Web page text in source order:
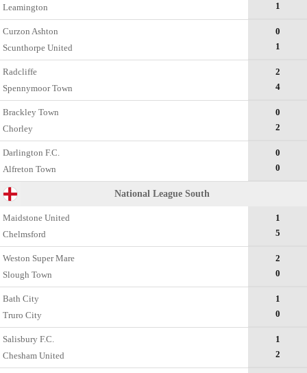
Leamington 1
Curzon Ashton
Scunthorpe United
0
1
Radcliffe
Spennymoor Town
2
4
Brackley Town
Chorley
0
2
Darlington F.C.
Alfreton Town
0
0
National League South
Maidstone United
Chelmsford
1
5
Weston Super Mare
Slough Town
2
0
Bath City
Truro City
1
0
Salisbury F.C.
Chesham United
1
2